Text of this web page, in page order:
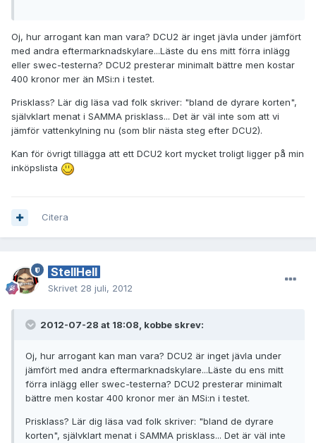
Oj, hur arrogant kan man vara? DCU2 är inget jävla under jämfört
med andra eftermarknadskylare...Läste du ens mitt förra inlägg
eller swec-testerna? DCU2 presterar minimalt bättre men kostar
400 kronor mer än MSi:n i testet.
Prisklass? Lär dig läsa vad folk skriver: "bland de dyrare korten",
självklart menat i SAMMA prisklass... Det är väl inte som att vi
jämför vattenkylning nu (som blir nästa steg efter DCU2).
Kan för övrigt tillägga att ett DCU2 kort mycket troligt ligger på min
inköpslista
Citera
StellHell
Skrivet 28 juli, 2012
2012-07-28 at 18:08, kobbe skrev:
Oj, hur arrogant kan man vara? DCU2 är inget jävla under
jämfört med andra eftermarknadskylare...Läste du ens mitt
förra inlägg eller swec-testerna? DCU2 presterar minimalt
bättre men kostar 400 kronor mer än MSi:n i testet.
Prisklass? Lär dig läsa vad folk skriver: "bland de dyrare
korten", självklart menat i SAMMA prisklass... Det är väl inte